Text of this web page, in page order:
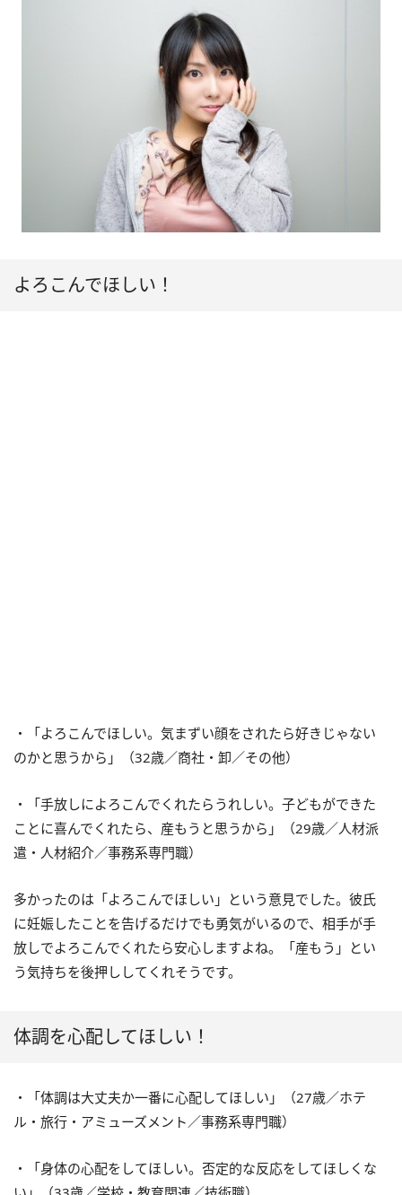
よろこんでほしい！
・「よろこんでほしい。気まずい顔をされたら好きじゃない
のかと思うから」（32歳／商社・卸／その他）
・「手放しによろこんでくれたらうれしい。子どもができた
ことに喜んでくれたら、産もうと思うから」（29歳／人材派
遣・人材紹介／事務系専門職）
多かったのは「よろこんでほしい」という意見でした。彼氏
に妊娠したことを告げるだけでも勇気がいるので、相手が手
放しでよろこんでくれたら安心しますよね。「産もう」とい
う気持ちを後押ししてくれそうです。
体調を心配してほしい！
・「体調は大丈夫か一番に心配してほしい」（27歳／ホテ
ル・旅行・アミューズメント／事務系専門職）
・「身体の心配をしてほしい。否定的な反応をしてほしくな